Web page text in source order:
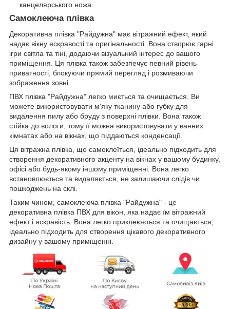
канцелярського ножа.
Самоклеюча плівка
Декоративна плівка "Райдужна" має вітражний ефект, який
надає вікну яскравості та оригінальності. Вона створює гарні
ігри світла та тіні, додаючи візуальний інтерес до вашого
приміщення. Ця плівка також забезпечує певний рівень
приватності, блокуючи прямий перегляд і розмиваючи
зображення зовні.
ПВХ плівка "Райдужна" легко миється та очищається. Ви
можете використовувати м'яку тканину або губку для
видалення пилу або бруду з поверхні плівки. Вона також
стійка до вологи, тому її можна використовувати у ванних
кімнатах або на вікнах, що піддаються конденсації.
Ця вітражна плівка, що самоклеїться, ідеально підходить для
створення декоративного акценту на вікнах у вашому будинку,
офісі або будь-якому іншому приміщенні. Вона легко
встановлюється та видаляється, не залишаючи слідів чи
пошкоджень на склі.
Таким чином, самоклеюча плівка "Райдужна" - це
декоративна плівка ПВХ для вікон, яка надає їм вітражний
ефект і яскравість. Вона легко приклеюється та очищається,
ідеально підходить для створення цікавого декоративного
дизайну у вашому приміщенні.